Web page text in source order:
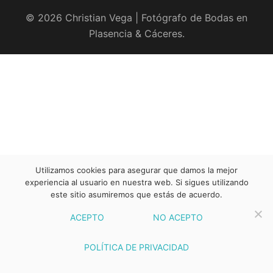
© 2026 Christian Vega | Fotógrafo de Bodas en
Plasencia & Cáceres.
Utilizamos cookies para asegurar que damos la mejor
experiencia al usuario en nuestra web. Si sigues utilizando
este sitio asumiremos que estás de acuerdo.
ACEPTO NO ACEPTO
POLÍTICA DE PRIVACIDAD